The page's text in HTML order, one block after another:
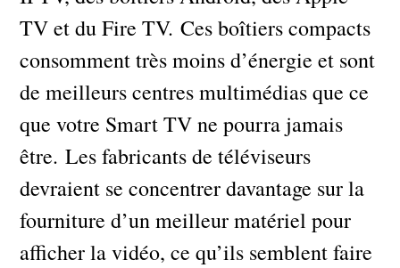
TV et du Fire TV. Ces boîtiers compacts
consomment très moins d’énergie et sont
de meilleurs centres multimédias que ce
que votre Smart TV ne pourra jamais
être. Les fabricants de téléviseurs
devraient se concentrer davantage sur la
fourniture d’un meilleur matériel pour
afficher la vidéo, ce qu’ils semblent faire